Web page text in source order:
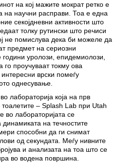
на кој мажите мократ ретко е
на научни расправи. Тоа е една
секојдневни активности што
толку рутински што речиси
не помислува дека би можеле да
предмет на сериозни
уролози, епидемиолози,
проучуваат токму ова
врски помеѓу
однесување.
лабораторија која на прв
– Splash Lab при Utah
во лабораторијата се
на течностите
способни да ги снимат
од секундата. Меѓу нивните
и анализата на тоа што се
во водена површина.